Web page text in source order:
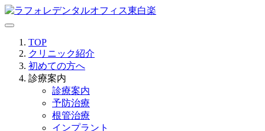
TOP
クリニック紹介
初めての方へ
診療案内
診療案内
予防治療
根管治療
インプラント